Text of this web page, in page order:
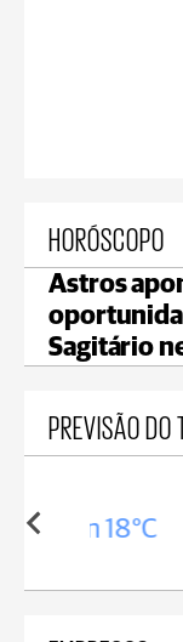
HORÓSCOPO
Astros
Sagitário
PREVISÃO DO
18°C